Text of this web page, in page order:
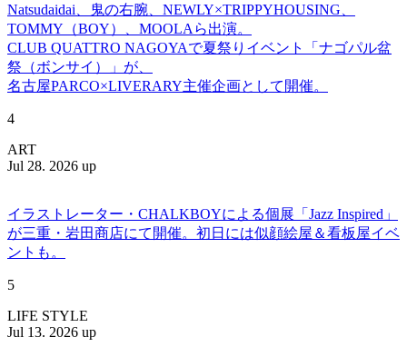
Natsudaidai、鬼の右腕、NEWLY×TRIPPYHOUSING、
TOMMY（BOY）、MOOLAら出演。
CLUB QUATTRO NAGOYAで夏祭りイベント「ナゴパル盆
祭（ボンサイ）」が、
名古屋PARCO×LIVERARY主催企画として開催。
4
ART
Jul 28. 2026 up
イラストレーター・CHALKBOYによる個展「Jazz Inspired」
が三重・岩田商店にて開催。初日には似顔絵屋＆看板屋イベ
ントも。
5
LIFE STYLE
Jul 13. 2026 up